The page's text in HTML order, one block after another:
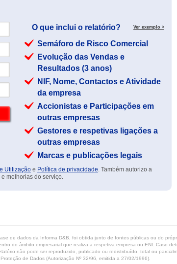
O que inclui o relatório? Ver exemplo >
Semáforo de Risco Comercial
Evolução das Vendas e
Resultados (3 anos)
NIF, Nome, Contactos e Atividade
da empresa
Accionistas e Participações em
outras empresas
Gestores e respetivas ligações a
outras empresas
Marcas e publicações legais
Utilização e Política de privacidade. Também autorizo a
melhorias do serviço.
de dados da Informa D&B, foi obtida junto de fontes públicas ou do
do âmbito empresarial que realiza a respetiva empresa ou ENI. Caso
não pode ser reproduzido, publicado ou redistribuído, total ou
de Dados (Autorização Nº 32/96, emitida a 27/02/1996).